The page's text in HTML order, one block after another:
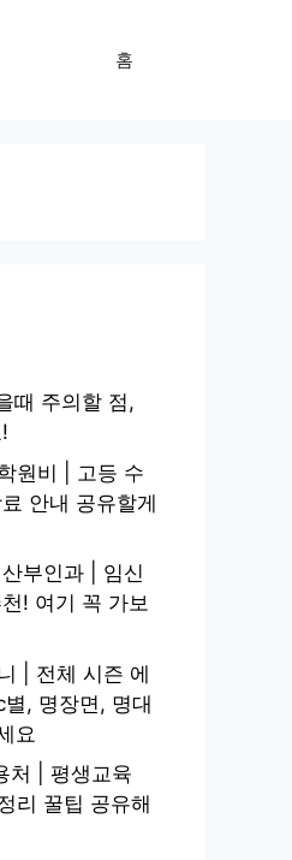
홈
때 주의할 점,
원비 | 고등 수
안내 공유할게
부인과 | 임신
! 여기 꼭 가보
| 전체 시즌 에
, 명장면, 명대
요
처 | 평생교육
리 꿀팁 공유해